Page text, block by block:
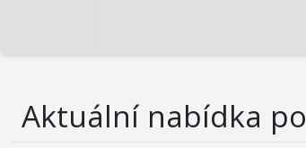
Aktuální nabídka